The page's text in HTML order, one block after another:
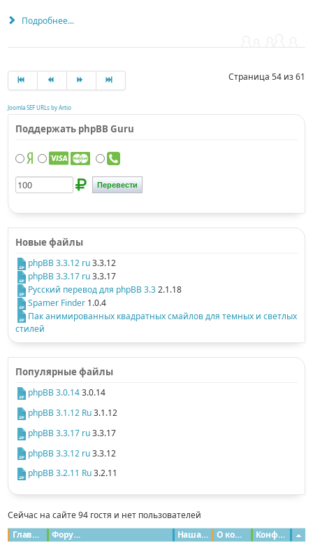
Подробнее...
Страница 54 из 61
Joomla SEF URLs by Artio
Поддержать phpBB Guru
Новые файлы
phpBB 3.3.12 ru3.3.12
phpBB 3.3.17 ru3.3.17
Русский перевод для phpBB 3.32.1.18
Spamer Finder 1.0.4
Пак анимированных квадратных смайлов для темных и светлых
стилей
Популярные файлы
phpBB 3.0.143.0.14
phpBB 3.1.12 Ru3.1.12
phpBB 3.3.17 ru3.3.17
phpBB 3.3.12 ru3.3.12
phpBB 3.2.11 Ru3.2.11
Сейчас на сайте 94 гостя и нет пользователей
Главная
Форумы Конфиденциальность
О команде
Наша команда